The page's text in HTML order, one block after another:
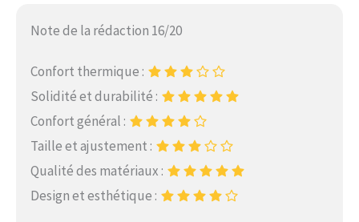
Note de la rédaction 16/20
Confort thermique :
Solidité et durabilité :
Confort général :
Taille et ajustement :
Qualité des matériaux :
Design et esthétique :